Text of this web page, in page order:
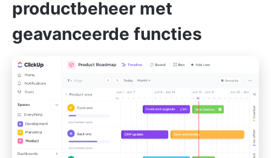
productbeheer met
geavanceerde functies